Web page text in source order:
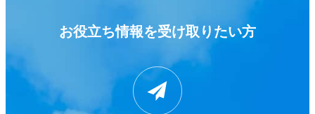
お役立ち情報を受け取りたい方